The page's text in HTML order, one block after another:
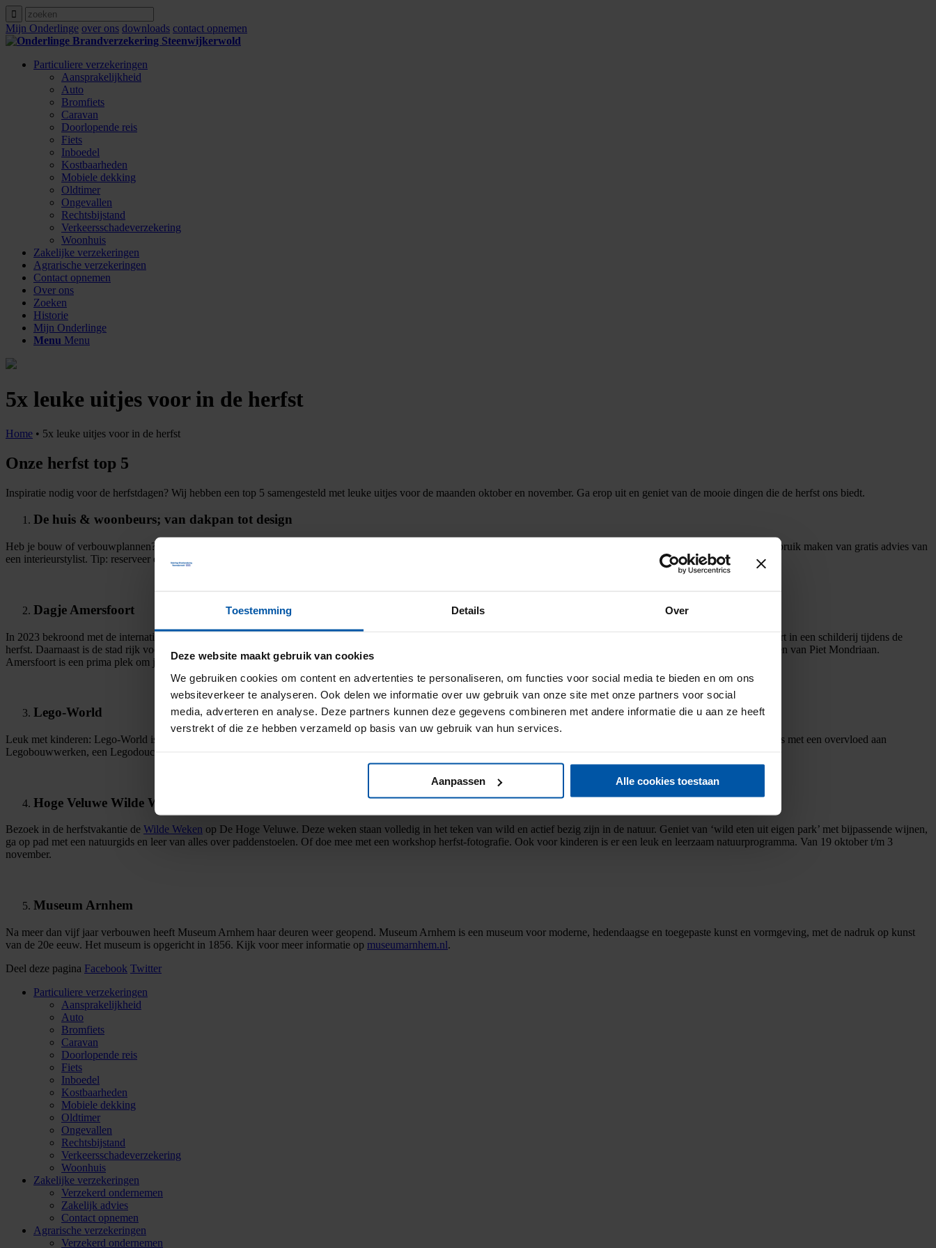
Toestemming Details Over
Deze website maakt gebruik van cookies
We gebruiken cookies om content en advertenties te personaliseren, om functies voor social media te bieden en om ons
websiteverkeer te analyseren. Ook delen we informatie over uw gebruik van onze site met onze partners voor social
media, adverteren en analyse. Deze partners kunnen deze gegevens combineren met andere informatie die u aan ze heeft
verstrekt of die ze hebben verzameld op basis van uw gebruik van hun services.
Aanpassen Alle cookies toestaan
Mijn Onderlinge over ons downloads contact opnemen
Particuliere verzekeringen
Aansprakelijkheid
Auto
Bromfiets
Caravan
Doorlopende reis
Fiets
Inboedel
Kostbaarheden
Mobiele dekking
Oldtimer
Ongevallen
Rechtsbijstand
Verkeersschadeverzekering
Woonhuis
Zakelijke verzekeringen
Agrarische verzekeringen
Contact opnemen
Over ons
Zoeken
Historie
Mijn Onderlinge
Menu Menu
5x leuke uitjes voor in de herfst
Home • 5x leuke uitjes voor in de herfst
Onze herfst top 5
Inspiratie nodig voor de herfstdagen? Wij hebben een top 5 samengesteld met leuke uitjes voor de maanden oktober en november. Ga erop uit en geniet van de mooie dingen die de herfst ons biedt.
De huis & woonbeurs; van dakpan tot design
Heb je bouw of verbouwplannen? Vind de expert die je nodig hebt tijdens de Huis & Woon Beurs op 11, 12 & 13 oktober in de Evenementenhal in Hardenberg. Je kunt hier gebruik maken van gratis advies van
een interieurstylist. Tip: reserveer een tijdslot op
Dagje Amersfoort
In 2023 bekroond met de internationale titel ‘European City of the Year’. Amersfoort is al mooi, maar gehuld in herfstkleuren is het helemaal genieten! Deze groene stad verandert in een schilderij tijdens de
herfst. Daarnaast is de stad rijk voorzien van leuke winkeltjes, restaurants en gezellige koffietentjes. Of bezoek eens het ‘Mondriaanhuis Amersfoort’ en ontdek alles over het leven van Piet Mondriaan.
Amersfoort is een prima plek om jezelf eens lekker te verwennen!
Lego-World
Leuk met kinderen: Lego-World is dit jaar weer in de Jaarbeurs Utrecht. Het bekend speelgoed heeft de Jaarbeurs omgetoverd tot een heus Legoland: een paradijs voor Legofans met een overvloed aan
Legobouwwerken, een Legodouche en glijbaan. Let op: je kunt alleen online tickets kopen. Van 24 t/m 30 oktober.
Hoge Veluwe Wilde Weken
Bezoek in de herfstvakantie de Wilde Weken op De Hoge Veluwe. Deze weken staan volledig in het teken van wild en actief bezig zijn in de natuur. Geniet van ‘wild eten uit eigen park’ met bijpassende wijnen,
ga op pad met een natuurgids en leer van alles over paddenstoelen. Of doe mee met een workshop herfst-fotografie. Ook voor kinderen is er een leuk en leerzaam natuurprogramma. Van 19 oktober t/m 3
november.
Museum Arnhem
Na meer dan vijf jaar verbouwen heeft Museum Arnhem haar deuren weer geopend. Museum Arnhem is een museum voor moderne, hedendaagse en toegepaste kunst en vormgeving, met de nadruk op kunst
van de 20e eeuw. Het museum is opgericht in 1856. Kijk voor meer informatie op museumarnhem.nl.
Deel deze pagina Facebook Twitter
Particuliere verzekeringen
Aansprakelijkheid
Auto
Bromfiets
Caravan
Doorlopende reis
Fiets
Inboedel
Kostbaarheden
Mobiele dekking
Oldtimer
Ongevallen
Rechtsbijstand
Verkeersschadeverzekering
Woonhuis
Zakelijke verzekeringen
Verzekerd ondernemen
Zakelijk advies
Contact opnemen
Agrarische verzekeringen
Verzekerd ondernemen